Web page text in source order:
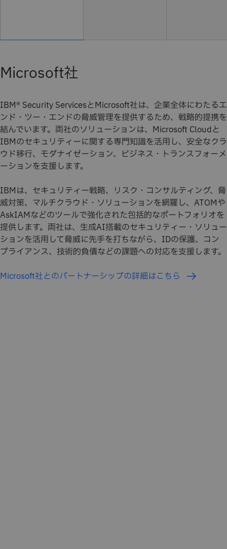
Microsoft社
IBM® Security ServicesとMicrosoft社は、企業全体にわたるエ
ンド・ツー・エンドの脅威管理を提供するため、戦略的提携を
結んでいます。両社のソリューションは、Microsoft Cloudと
IBMのセキュリティーに関する専門知識を活用し、安全なクラ
ウド移行、モダナイゼーション、ビジネス・トランスフォーメ
ーションを支援します。
IBMは、セキュリティー戦略、リスク・コンサルティング、脅
威対策、マルチクラウド・ソリューションを網羅し、ATOMや
AskIAMなどのツールで強化された包括的なポートフォリオを
提供します。両社は、生成AI搭載のセキュリティー・ソリュー
ションを活用して脅威に先手を打ちながら、IDの保護、コン
プライアンス、技術的負債などの課題への対応を支援します。
Microsoft社とのパートナーシップの詳細はこちら